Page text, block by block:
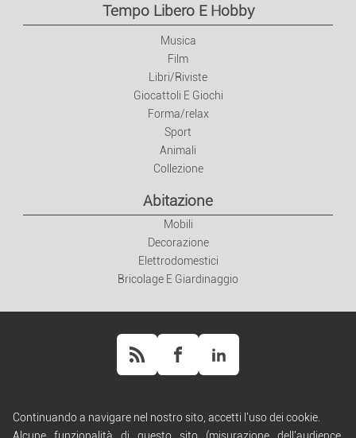
Tempo Libero E Hobby
Musica
Film
Libri/Riviste
Giocattoli E Giochi
Forma/relax
Sport
Animali
Collezione
Abitazione
Mobili
Decorazione
Elettrodomestici
Bricolage E Giardinaggio
Aiuto
Continuando a navigare nel nostro sito, accetti l'uso dei cookie.